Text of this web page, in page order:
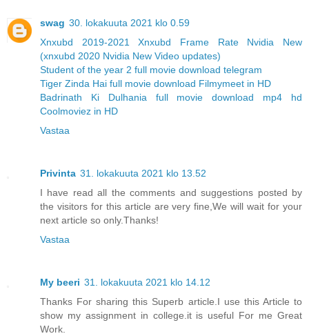
swag 30. lokakuuta 2021 klo 0.59
Xnxubd 2019-2021 Xnxubd Frame Rate Nvidia New
(xnxubd 2020 Nvidia New Video updates)
Student of the year 2 full movie download telegram
Tiger Zinda Hai full movie download Filmymeet in HD
Badrinath Ki Dulhania full movie download mp4 hd
Coolmoviez in HD
Vastaa
Privinta 31. lokakuuta 2021 klo 13.52
I have read all the comments and suggestions posted by
the visitors for this article are very fine,We will wait for your
next article so only.Thanks!
Vastaa
My beeri 31. lokakuuta 2021 klo 14.12
Thanks For sharing this Superb article.I use this Article to
show my assignment in college.it is useful For me Great
Work.